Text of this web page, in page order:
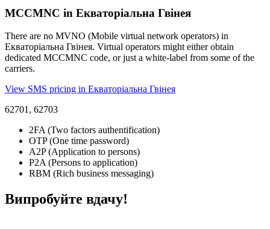
MCCMNC in Екваторіальна Гвінея
There are no MVNO (Mobile virtual network operators) in
Екваторіальна Гвінея. Virtual operators might either obtain
dedicated MCCMNC code, or just a white-label from some of the
carriers.
View SMS pricing in Екваторіальна Гвінея
62701, 62703
2FA (Two factors authentification)
OTP (One time password)
A2P (Application to persons)
P2A (Persons to application)
RBM (Rich business messaging)
Випробуйте вдачу!